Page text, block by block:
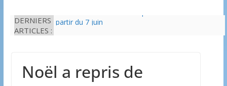
DERNIERS
ARTICLES :
Il est interdit de tondre sa pelouse de 12h à 16h à
L’idée que la piscine hors-sol passe sous les
radars des impôts appartient définitivement au
Noël a repris de